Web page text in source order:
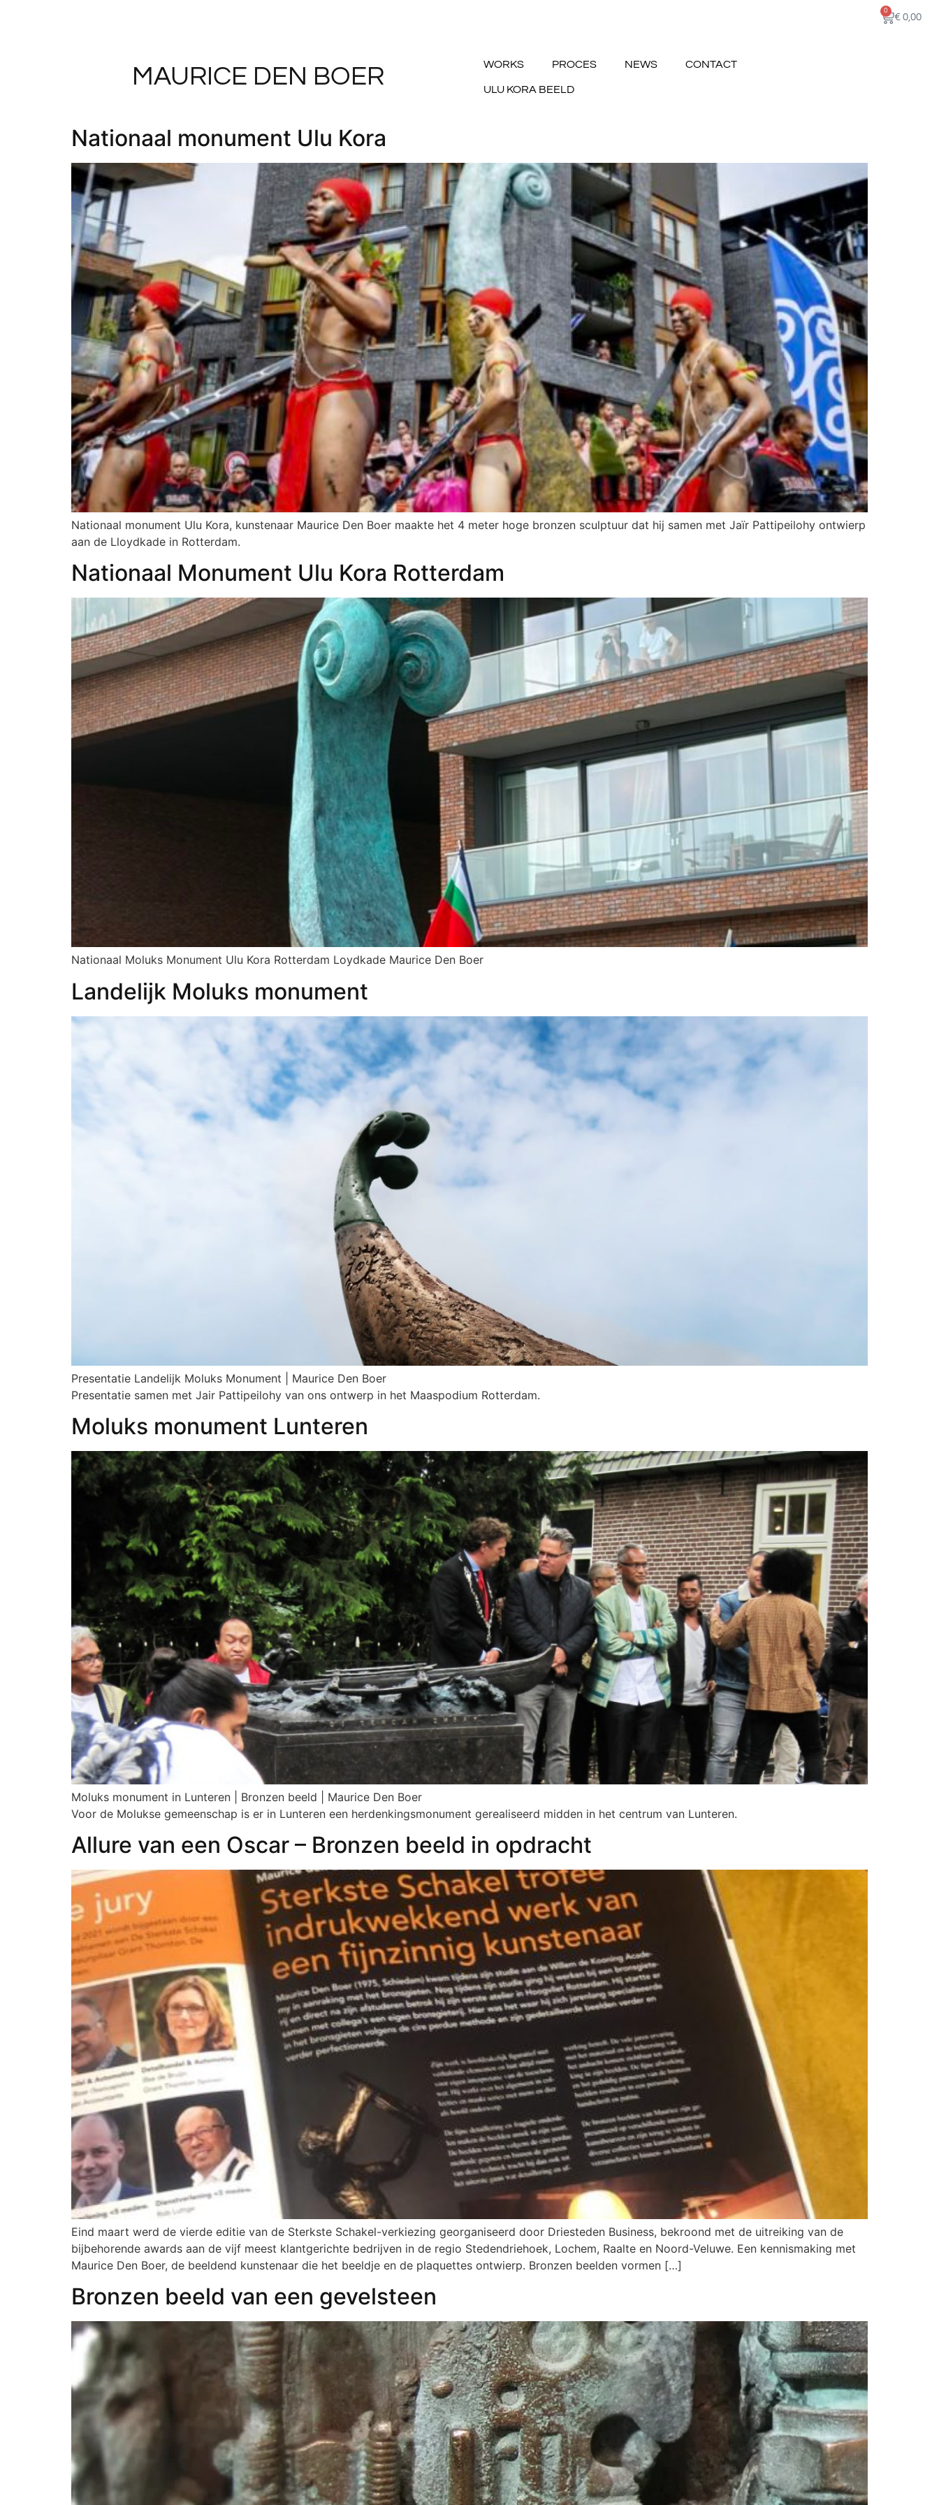
€ 0,00
0
MAURICE DEN BOER WORKS PROCES NEWS CONTACT
ULU KORA BEELD
Nationaal monument Ulu Kora
Nationaal monument Ulu Kora, kunstenaar Maurice Den Boer maakte het 4 meter hoge bronzen sculptuur dat hij samen met Jaïr Pattipeilohy ontwierp
aan de Lloydkade in Rotterdam.
Nationaal Monument Ulu Kora Rotterdam
Nationaal Moluks Monument Ulu Kora Rotterdam Loydkade Maurice Den Boer
Landelijk Moluks monument
Presentatie Landelijk Moluks Monument | Maurice Den Boer
Presentatie samen met Jair Pattipeilohy van ons ontwerp in het Maaspodium Rotterdam.
Moluks monument Lunteren
Moluks monument in Lunteren | Bronzen beeld | Maurice Den Boer
Voor de Molukse gemeenschap is er in Lunteren een herdenkingsmonument gerealiseerd midden in het centrum van Lunteren.
Allure van een Oscar – Bronzen beeld in opdracht
Eind maart werd de vierde editie van de Sterkste Schakel-verkiezing georganiseerd door Driesteden Business, bekroond met de uitreiking van de
bijbehorende awards aan de vijf meest klantgerichte bedrijven in de regio Stedendriehoek, Lochem, Raalte en Noord-Veluwe. Een kennismaking met
Maurice Den Boer, de beeldend kunstenaar die het beeldje en de plaquettes ontwierp. Bronzen beelden vormen […]
Bronzen beeld van een gevelsteen